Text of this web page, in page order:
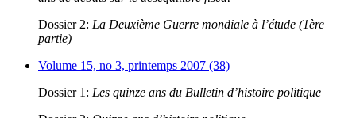
Dossier 2: La Deuxième Guerre mondiale à l’étude (1ère
partie)
Volume 15, no 3, printemps 2007 (38)
Dossier 1: Les quinze ans du Bulletin d’histoire politique